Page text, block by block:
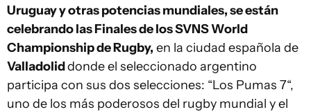
Uruguay y otras potencias mundiales, se están
celebrando las Finales de los SVNS World
Championship de Rugby, en la ciudad española de
Valladoliddonde el seleccionado argentino
participa con sus dos selecciones: “Los Pumas 7“,
uno de los más poderosos del rugby mundial y el